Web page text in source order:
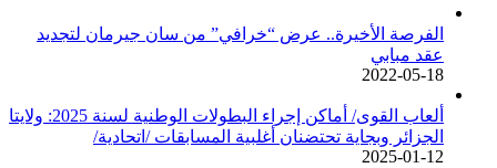
الفرصة الأخيرة.. عرض “خرافي” من سان جيرمان لتجديد
عقد مبابي
2022-05-18
ألعاب القوى/ أماكن إجراء البطولات الوطنية لسنة 2025: ولايتا
الجزائر وبجاية تحتضنان أغلبية المسابقات /اتحادية/
2025-01-12